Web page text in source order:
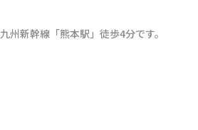
九州新幹線 「熊本駅 」 徒歩4分です。